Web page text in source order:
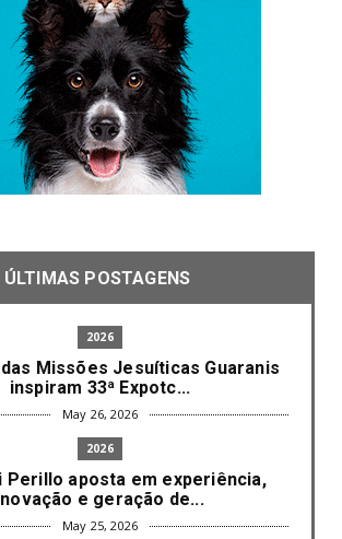
ÚLTIMAS POSTAGENS
2026
Missões Jesuíticas Guaranis
inspiram 33ª Expotc...
May 26, 2026
2026
Perillo aposta em experiência,
e geração de...
May 25, 2026